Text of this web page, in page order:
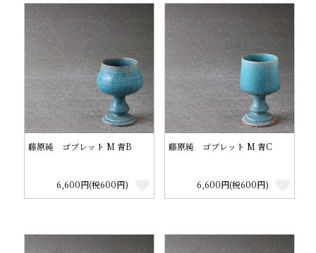
藤原純 ゴブレット M 青B
6,600円(税600円)
藤原純 ゴブレット M 青C
6,600円(税600円)